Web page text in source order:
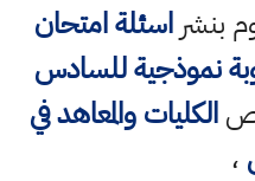
بنشراسئلة امتحان
نموذجية للسادس
الكليات والمعاهد في
،